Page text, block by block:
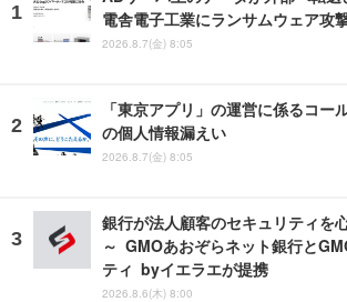
電舎電子工業にランサムウェア攻
2026.8.7(金) 8:05
「東京アプリ」の運営に係るコー
の個人情報漏えい
2026.8.7(金) 8:05
銀行が法人顧客のセキュリティを
～ GMOあおぞらネット銀行と
ティ byイエラエが提携
2026.8.6(木) 8:00